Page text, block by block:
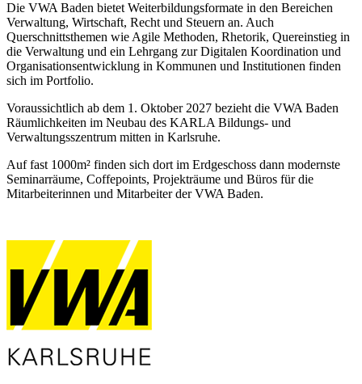
Die VWA Baden bietet Weiterbildungsformate in den Bereichen
Verwaltung, Wirtschaft, Recht und Steuern an. Auch
Querschnittsthemen wie Agile Methoden, Rhetorik, Quereinstieg in
die Verwaltung und ein Lehrgang zur Digitalen Koordination und
Organisationsentwicklung in Kommunen und Institutionen finden
sich im Portfolio.
Voraussichtlich ab dem 1. Oktober 2027 bezieht die VWA Baden
Räumlichkeiten im Neubau des KARLA Bildungs- und
Verwaltungsszentrum mitten in Karlsruhe.
Auf fast 1000m² finden sich dort im Erdgeschoss dann modernste
Seminarräume, Coffepoints, Projekträume und Büros für die
Mitarbeiterinnen und Mitarbeiter der VWA Baden.